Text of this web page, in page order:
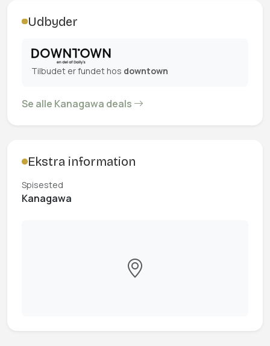
Udbyder
Tilbudet er fundet hos downtown
Se alle Kanagawa deals
Ekstra information
Spisested
Kanagawa